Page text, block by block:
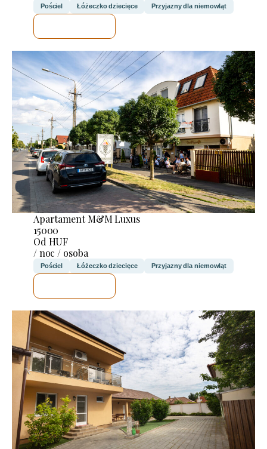
Pościel Łóżeczko dziecięce Przyjazny dla niemowląt
Apartament M&M Luxus
15000
Od HUF
/ noc / osoba
Pościel Łóżeczko dziecięce Przyjazny dla niemowląt